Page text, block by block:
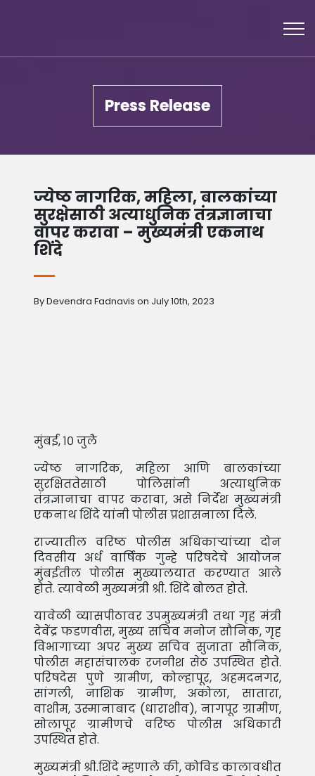
Press Release
ज्येष्ठ नागरिक, महिला, बालकांच्या
सुरक्षेसाठी अत्याधुनिक तंत्रज्ञानाचा
वापर करावा – मुख्यमंत्री एकनाथ
शिंदे
By Devendra Fadnavis on July 10th, 2023
मुंबई, १० जुलै
ज्येष्ठ नागरिक, महिला आणि बालकांच्या
सुरक्षिततेसाठी पोलिसांनी अत्याधुनिक
तंत्रज्ञानाचा वापर करावा, असे निर्देश मुख्यमंत्री
एकनाथ शिंदे यांनी पोलीस प्रशासनाला दिले.
राज्यातील वरिष्ठ पोलीस अधिकाऱ्यांच्या दोन
दिवसीय अर्ध वार्षिक गुन्हे परिषदेचे आयोजन
मुंबईतील पोलीस मुख्यालयात करण्यात आले
होते. त्यावेळी मुख्यमंत्री श्री. शिंदे बोलत होते.
यावेळी व्यासपीठावर उपमुख्यमंत्री तथा गृह मंत्री
देवेंद्र फडणवीस, मुख्य सचिव मनोज सौनिक, गृह
विभागाच्या अपर मुख्य सचिव सुजाता सौनिक,
पोलीस महासंचालक रजनीश सेठ उपस्थित होते.
परिषदेस पुणे ग्रामीण, कोल्हापूर, अहमदनगर,
सांगली, नाशिक ग्रामीण, अकोला, सातारा,
वाशीम, उस्मानाबाद (धाराशीव), नागपूर ग्रामीण,
सोलापूर ग्रामीणचे वरिष्ठ पोलीस अधिकारी
उपस्थित होते.
मुख्यमंत्री श्री.शिंदे म्हणाले की, कोविड कालावधीत